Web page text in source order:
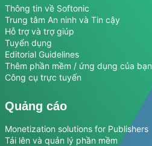
Thông tin về Softonic
Trung tâm An ninh và Tin cậy
Hỗ trợ và trợ giúp
Tuyển dụng
Editorial Guidelines
Thêm phần mềm / ứng dụng của bạn
Công cụ trực tuyến
Quảng cáo
Monetization solutions for Publishers
Tải lên và quản lý phần mềm